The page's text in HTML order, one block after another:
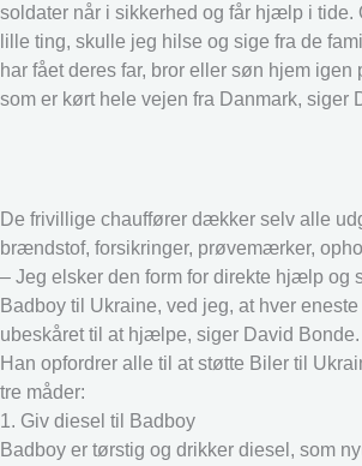
soldater når i sikkerhed og får hjælp i tide.
lille ting, skulle jeg hilse og sige fra de
har fået deres far, bror eller søn hjem igen
som er kørt hele vejen fra Danmark, siger
De frivillige chauffører dækker selv alle
brændstof, forsikringer, prøvemærker,
– Jeg elsker den form for direkte hjælp og
Badboy til Ukraine, ved jeg, at hver
ubeskåret til at hjælpe, siger David Bonde.
Han opfordrer alle til at støtte Biler til
tre måder:
1. Giv diesel til Badboy
Badboy er tørstig og drikker diesel, som